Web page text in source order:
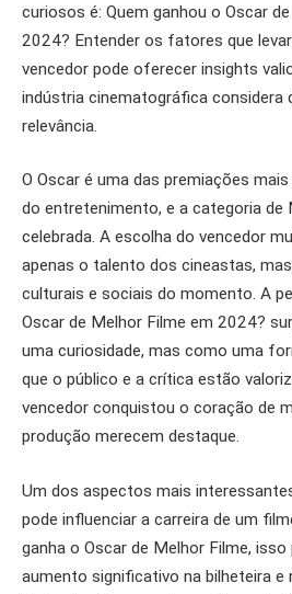
curiosos é: Quem ganhou o Oscar
2024? Entender os fatores que
vencedor pode oferecer insights
indústria cinematográfica considera
relevância.
O Oscar é uma das premiações
do entretenimento, e a categoria de
celebrada. A escolha do vencedor
apenas o talento dos cineastas,
culturais e sociais do momento. A
Oscar de Melhor Filme em 2024?
uma curiosidade, mas como uma
que o público e a crítica estão
vencedor conquistou o coração de
produção merecem destaque.
Um dos aspectos mais
pode influenciar a carreira de um
ganha o Oscar de Melhor Filme, isso
aumento significativo na bilheteira e